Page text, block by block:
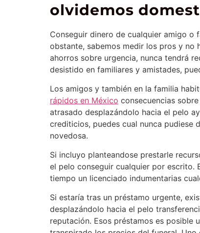
olvidemos
Conseguir dinero de cualquier amigo o
obstante, sabemos medir los pros y no
ahorros sobre urgencia, nunca tendrá
desistido en familiares y amistades,
Los amigos y también en la familia
rápidos en México consecuencias
atrasado desplazándolo hacia el pelo
crediticios, puedes cual nunca pudiese
novedosa.
Si incluyo planteandose prestarle
el pelo conseguir cualquier por escrito.
tiempo un licenciado indumentarias
Si estaría tras un préstamo urgente,
desplazándolo hacia el pelo
reputación. Esos préstamos es posible